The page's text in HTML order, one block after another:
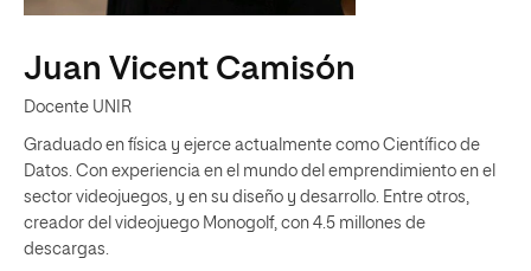
Juan Vicent Camisón
Docente UNIR
Graduado en física y ejerce actualmente como Científico de
Datos. Con experiencia en el mundo del emprendimiento en el
sector videojuegos, y en su diseño y desarrollo. Entre otros,
creador del videojuego Monogolf, con 4.5 millones de
descargas.